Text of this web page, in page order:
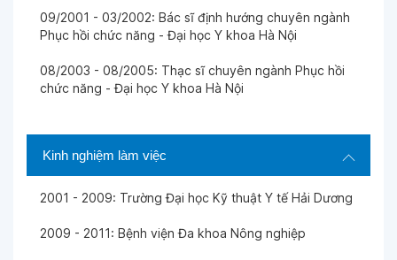
09/2001 - 03/2002: Bác sĩ định hướng chuyên ngành
Phục hồi chức năng - Đại học Y khoa Hà Nội
08/2003 - 08/2005: Thạc sĩ chuyên ngành Phục hồi
chức năng - Đại học Y khoa Hà Nội
Kinh nghiệm làm việc
2001 - 2009: Trường Đại học Kỹ thuật Y tế Hải Dương
2009 - 2011: Bệnh viện Đa khoa Nông nghiệp
Ngày 30-07-2025